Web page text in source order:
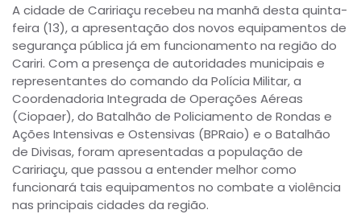
A cidade de Caririaçu recebeu na manhã desta quinta-
feira (13), a apresentação dos novos equipamentos de
segurança pública já em funcionamento na região do
Cariri. Com a presença de autoridades municipais e
representantes do comando da Polícia Militar, a
Coordenadoria Integrada de Operações Aéreas
(Ciopaer), do Batalhão de Policiamento de Rondas e
Ações Intensivas e Ostensivas (BPRaio) e o Batalhão
de Divisas, foram apresentadas a população de
Caririaçu, que passou a entender melhor como
funcionará tais equipamentos no combate a violência
nas principais cidades da região.